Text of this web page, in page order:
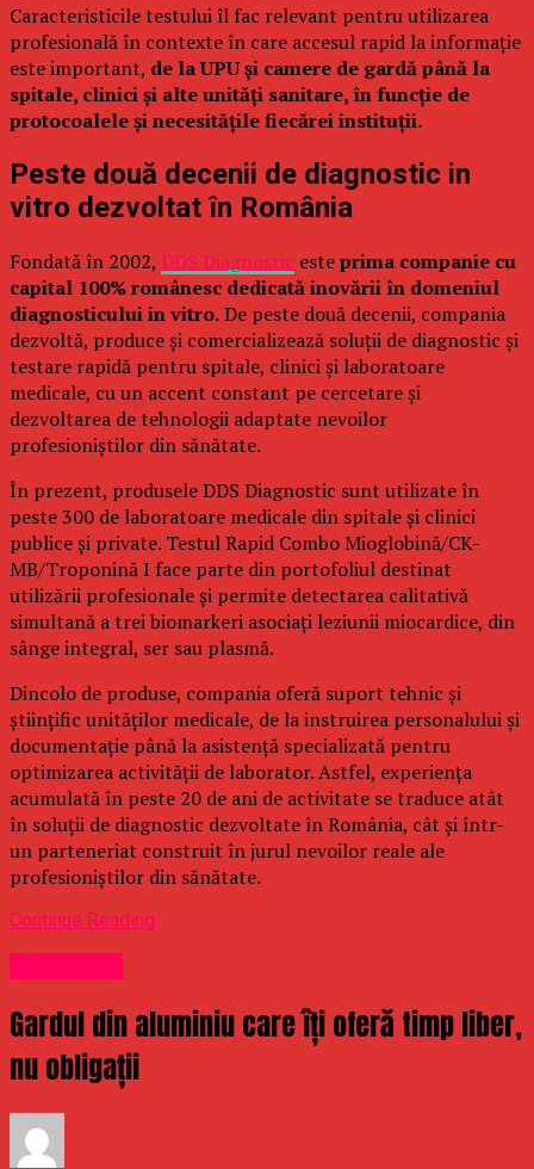
Caracteristicile testului îl fac relevant pentru utilizarea
profesională în contexte în care accesul rapid la informație
este important, de la UPU și camere de gardă până la
spitale, clinici și alte unități sanitare, în funcție de
protocoalele și necesitățile fiecărei instituții.
Peste două decenii de diagnostic in
vitro dezvoltat în România
Fondată în 2002, DDS Diagnostic esteprima companie cu
capital 100% românesc dedicată inovării în domeniul
diagnosticului in vitro.De peste două decenii, compania
dezvoltă, produce și comercializează soluții de diagnostic și
testare rapidă pentru spitale, clinici și laboratoare
medicale, cu un accent constant pe cercetare și
dezvoltarea de tehnologii adaptate nevoilor
profesioniștilor din sănătate.
În prezent, produsele DDS Diagnostic sunt utilizate în
peste 300 de laboratoare medicale din spitale și clinici
publice și private. Testul Rapid Combo Mioglobină/CK-
MB/Troponină I face parte din portofoliul destinat
utilizării profesionale și permite detectarea calitativă
simultană a trei biomarkeri asociați leziunii miocardice, din
sânge integral, ser sau plasmă.
Dincolo de produse, compania oferă suport tehnic și
științific unităților medicale, de la instruirea personalului și
documentație până la asistență specializată pentru
optimizarea activității de laborator. Astfel, experiența
acumulată în peste 20 de ani de activitate se traduce atât
în soluții de diagnostic dezvoltate în România, cât și într-
un parteneriat construit în jurul nevoilor reale ale
profesioniștilor din sănătate.
Continue Reading
Gardul din aluminiu care îți oferă timp liber,
nu obligații